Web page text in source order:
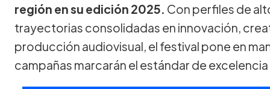
región en su edición 2025. Con perfiles de
trayectorias consolidadas en innovación,
producción audiovisual, el festival pone en
campañas marcarán el estándar de